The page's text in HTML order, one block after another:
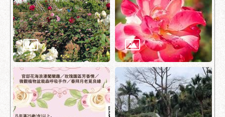
導
覽
回
首
頁
English
台
北